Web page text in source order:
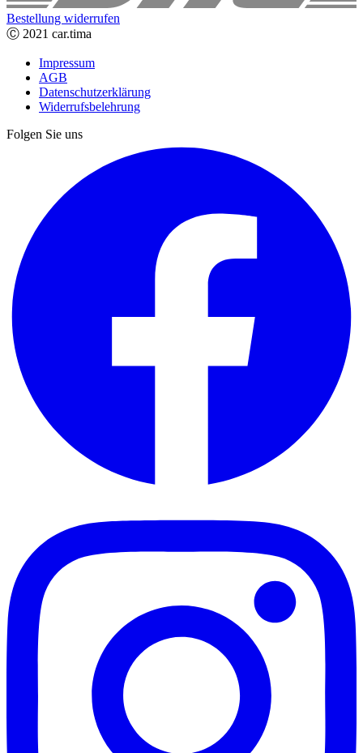
Bestellung widerrufen
Ⓒ 2021 car.tima
Impressum
AGB
Datenschutzerklärung
Widerrufsbelehrung
Folgen Sie uns